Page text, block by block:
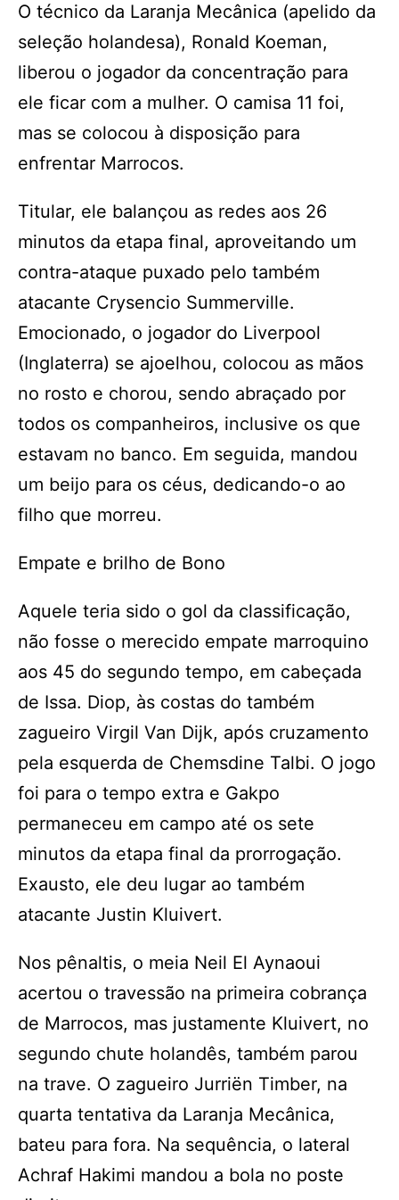
O técnico da Laranja Mecânica (apelido da
seleção holandesa), Ronald Koeman,
liberou o jogador da concentração para
ele ficar com a mulher. O camisa 11 foi,
mas se colocou à disposição para
enfrentar Marrocos.
Titular, ele balançou as redes aos 26
minutos da etapa final, aproveitando um
contra-ataque puxado pelo também
atacante Crysencio Summerville.
Emocionado, o jogador do Liverpool
(Inglaterra) se ajoelhou, colocou as mãos
no rosto e chorou, sendo abraçado por
todos os companheiros, inclusive os que
estavam no banco. Em seguida, mandou
um beijo para os céus, dedicando-o ao
filho que morreu.
Empate e brilho de Bono
Aquele teria sido o gol da classificação,
não fosse o merecido empate marroquino
aos 45 do segundo tempo, em cabeçada
de Issa. Diop, às costas do também
zagueiro Virgil Van Dijk, após cruzamento
pela esquerda de Chemsdine Talbi. O jogo
foi para o tempo extra e Gakpo
permaneceu em campo até os sete
minutos da etapa final da prorrogação.
Exausto, ele deu lugar ao também
atacante Justin Kluivert.
Nos pênaltis, o meia Neil El Aynaoui
acertou o travessão na primeira cobrança
de Marrocos, mas justamente Kluivert, no
segundo chute holandês, também parou
na trave. O zagueiro Jurriën Timber, na
quarta tentativa da Laranja Mecânica,
bateu para fora. Na sequência, o lateral
Achraf Hakimi mandou a bola no poste